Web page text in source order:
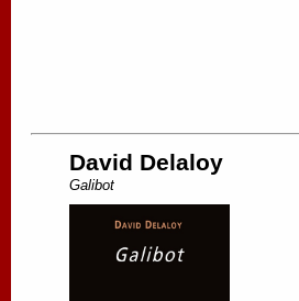
David Delaloy
Galibot